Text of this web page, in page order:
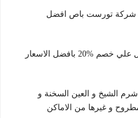
شركة تورست باص افضل
لذلك احجز سيارة دلوقتي و احصل علي خصم %20 بافضل الاسعار
شرم الشيخ و العين السخنة و
و غيرها من الاماكن